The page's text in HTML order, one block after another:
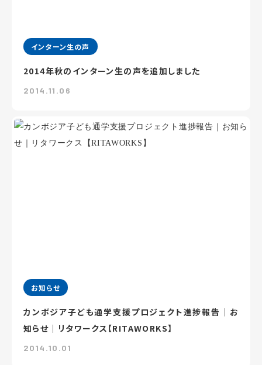
インターン生の声
2014年秋のインターン生の声を追加しました
2014.11.06
お知らせ
カンボジア子ども通学支援プロジェクト進捗報告｜お
知らせ｜リタワークス【RITAWORKS】
2014.10.01